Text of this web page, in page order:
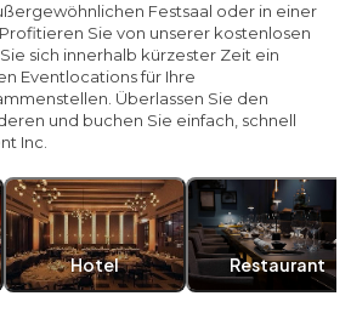
Festsaal oder in einer
Sie von unserer kostenlosen
sich innerhalb kürzester Zeit ein
Eventlocations für Ihre
Überlassen Sie den
und buchen Sie einfach, schnell
Inc.
Hotel Restaurant